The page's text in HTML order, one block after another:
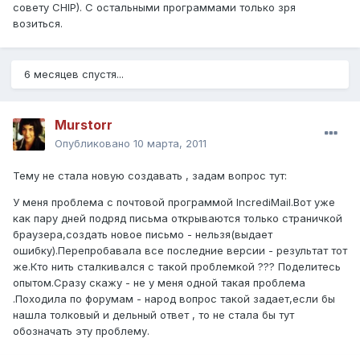
совету CHIP). С остальными программами только зря
возиться.
6 месяцев спустя...
Murstorr
Опубликовано 10 марта, 2011
Тему не стала новую создавать , задам вопрос тут:
У меня проблема с почтовой программой IncrediMail.Вот уже
как пару дней подряд письма открываются только страничкой
браузера,создать новое письмо - нельзя(выдает
ошибку).Перепробавала все последние версии - результат тот
же.Кто нить сталкивался с такой проблемкой ??? Поделитесь
опытом.Сразу скажу - не у меня одной такая проблема
.Походила по форумам - народ вопрос такой задает,если бы
нашла толковый и дельный ответ , то не стала бы тут
обозначать эту проблему.